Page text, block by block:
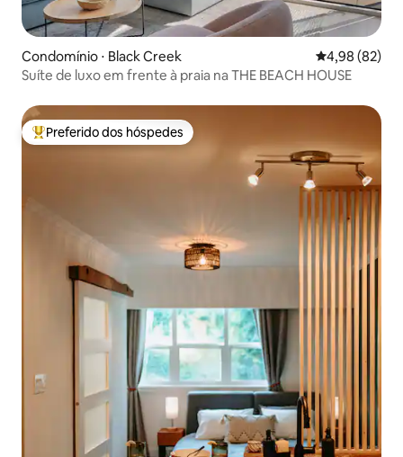
Condomínio ⋅ Black Creek 4,98 de uma
4,98 (82)
Suíte de luxo em frente à praia na THE BEACH HOUSE
Entre os melhores preferidos dos hóspedes
Preferido dos hóspedes